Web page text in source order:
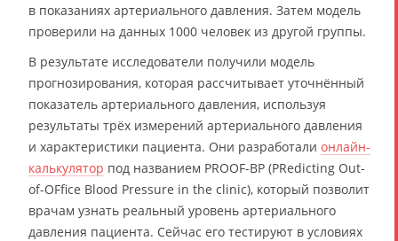
в показаниях артериального давления. Затем модель
проверили на данных 1000 человек из другой группы.
В результате исследователи получили модель
прогнозирования, которая рассчитывает уточнённый
показатель артериального давления, используя
результаты трёх измерений артериального давления
и характеристики пациента. Они разработали онлайн-
калькулятор под названием PROOF-BP (PRedicting Out-
of-OFfice Blood Pressure in the clinic), который позволит
врачам узнать реальный уровень артериального
давления пациента. Сейчас его тестируют в условиях